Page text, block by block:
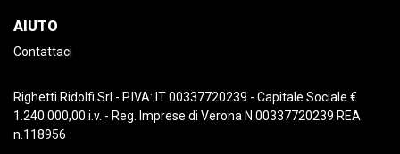
AIUTO
Contattaci
Righetti Ridolfi Srl - P.IVA: IT 00337720239 - Capitale Sociale €
1.240.000,00 i.v. - Reg. Imprese di Verona N.00337720239 REA
n.118956